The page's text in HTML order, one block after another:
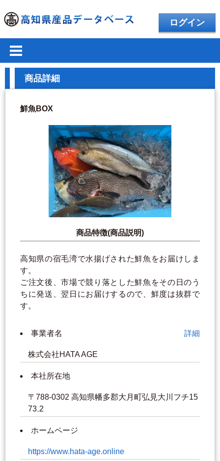
ログイン
商品詳細
鮮魚BOX
商品特徴(商品説明)
高知県の宿毛湾で水揚げされた鮮魚をお届けしま
す。
ご注文後、市場で競り落とした鮮魚をその日のう
ちに発送、翌日にお届けするので、鮮度は抜群で
す。
事業者名 詳細
株式会社HATA AGE
本社所在地
〒788-0302 高知県幡多郡大月町弘見大川フチ15
73₋2
ホームページ
https://www.hata-age.online